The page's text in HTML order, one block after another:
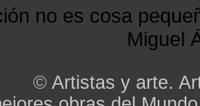
no es cosa
Miguel
© Artistas y arte.